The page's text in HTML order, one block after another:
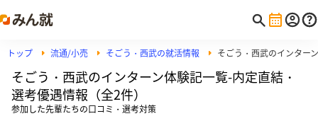
トップ 流通/小売 そごう・西武の就活情報 そごう・西武のインター
そごう・西武のインターン体験記一覧-内定直結・
選考優遇情報（全2件）
参加した先輩たちの口コミ・選考対策